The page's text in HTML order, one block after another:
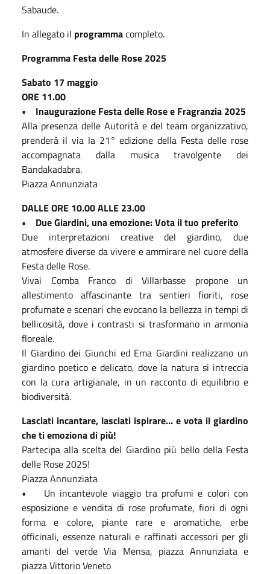
Sabaude.
In allegato il programmacompleto.
Programma Festa delle Rose 2025
Sabato 17 maggio
ORE 11.00
• Inaugurazione Festa delle Rose e Fragranzia 2025
Alla presenza delle Autorità e del team organizzativo,
prenderà il via la 21° edizione della Festa delle rose
accompagnata dalla musica travolgente dei
Bandakadabra.
Piazza Annunziata
DALLE ORE 10.00 ALLE 23.00
• Due Giardini, una emozione: Vota il tuo preferito
Due interpretazioni creative del giardino, due
atmosfere diverse da vivere e ammirare nel cuore della
Festa delle Rose.
Vivai Comba Franco di Villarbasse propone un
allestimento affascinante tra sentieri fioriti, rose
profumate e scenari che evocano la bellezza in tempi di
bellicosità, dove i contrasti si trasformano in armonia
floreale.
Il Giardino dei Giunchi ed Ema Giardini realizzano un
giardino poetico e delicato, dove la natura si intreccia
con la cura artigianale, in un racconto di equilibrio e
biodiversità.
Lasciati incantare, lasciati ispirare… e vota il giardino
che ti emoziona di più!
Partecipa alla scelta del Giardino più bello della Festa
delle Rose 2025!
Piazza Annunziata
• Un incantevole viaggio tra profumi e colori con
esposizione e vendita di rose profumate, fiori di ogni
forma e colore, piante rare e aromatiche, erbe
officinali, essenze naturali e raffinati accessori per gli
amanti del verde Via Mensa, piazza Annunziata e
piazza Vittorio Veneto